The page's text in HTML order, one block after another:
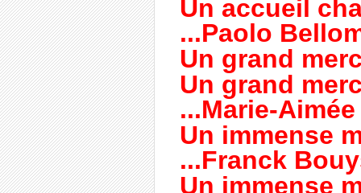
Un accueil
...Paolo
Un grand
Un grand
...Marie-
Un immense
...Franck
Un immense